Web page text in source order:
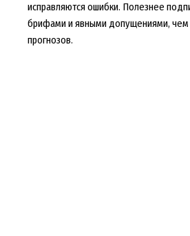
исправляются ошибки. Полезнее
брифами и явными допущениями, чем
прогнозов.